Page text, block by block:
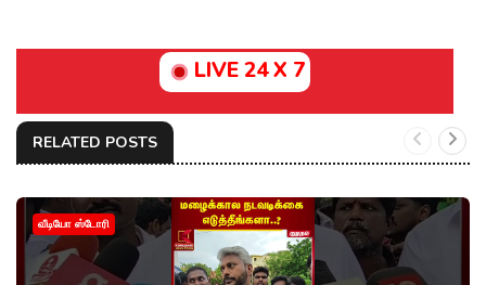
LIVE 24 X 7
RELATED POSTS
வீடியோ ஸ்டோரி